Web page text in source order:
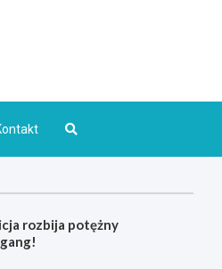
rozbija potężny